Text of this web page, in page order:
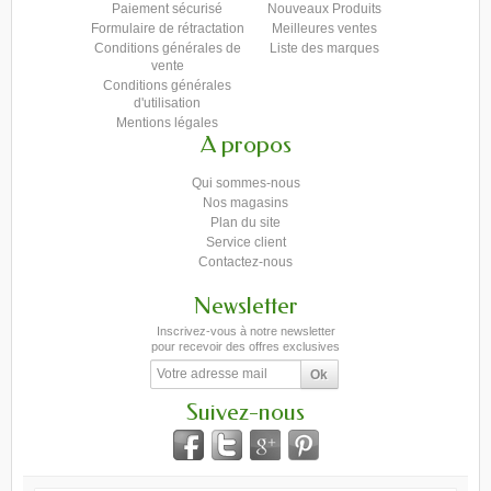
Paiement sécurisé
Formulaire de rétractation
Conditions générales de
vente
Conditions générales
d'utilisation
Mentions légales
Nouveaux Produits
Meilleures ventes
Liste des marques
A propos
Qui sommes-nous
Nos magasins
Plan du site
Service client
Contactez-nous
Newsletter
Inscrivez-vous à notre newsletter
pour recevoir des offres exclusives
Suivez-nous